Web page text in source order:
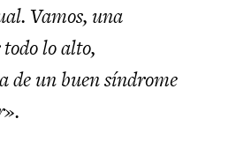
Vamos, una
lo alto,
de un buen síndrome